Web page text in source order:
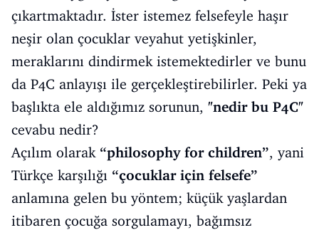
çıkartmaktadır. İster istemez felsefeyle haşır
neşir olan çocuklar veyahut yetişkinler,
meraklarını dindirmek istemektedirler ve bunu
da P4C anlayışı ile gerçekleştirebilirler. Peki ya
başlıkta ele aldığımız sorunun, "nedir bu P4C"
cevabu nedir?
Açılım olarak “philosophy for children”, yani
Türkçe karşılığı “çocuklar için felsefe”
anlamına gelen bu yöntem; küçük yaşlardan
itibaren çocuğa sorgulamayı, bağımsız